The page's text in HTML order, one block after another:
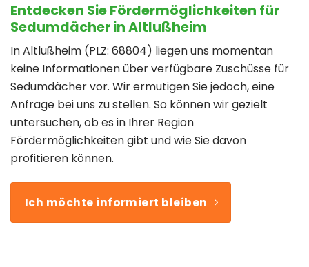
Entdecken Sie Fördermöglichkeiten für
Sedumdächer in Altlußheim
In Altlußheim (PLZ: 68804) liegen uns momentan
keine Informationen über verfügbare Zuschüsse für
Sedumdächer vor. Wir ermutigen Sie jedoch, eine
Anfrage bei uns zu stellen. So können wir gezielt
untersuchen, ob es in Ihrer Region
Fördermöglichkeiten gibt und wie Sie davon
profitieren können.
Ich möchte informiert bleiben